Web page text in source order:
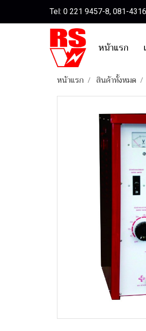
Tel: 0 221 9457-8, 081-
หน้าแรก
หน้าแรก สินค้าทั้งหมด